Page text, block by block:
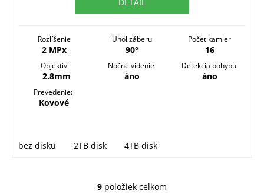
Rozlíšenie
2 MPx
Uhol záberu
90°
Počet kamier
16
Objektív
2.8mm
Nočné videnie
áno
Detekcia pohybu
áno
Prevedenie:
Kovové
bez disku 2TB disk 4TB disk
9 položiek celkom